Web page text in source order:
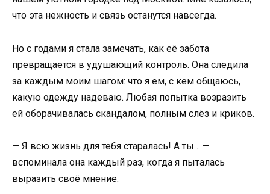
что эта нежность и связь останутся навсегда.
Но с годами я стала замечать, как её забота
превращается в удушающий контроль. Она следила
за каждым моим шагом: что я ем, с кем общаюсь,
какую одежду надеваю. Любая попытка возразить
ей оборачивалась скандалом, полным слёз и криков.
— Я всю жизнь для тебя старалась! А ты… —
вспоминала она каждый раз, когда я пыталась
выразить своё мнение.